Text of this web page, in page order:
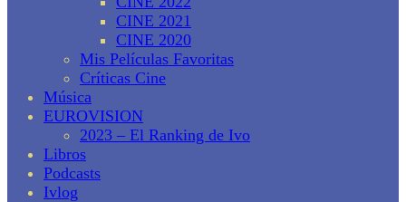
CINE 2021
CINE 2020
Mis Películas Favoritas
Críticas Cine
Música
EUROVISION
2023 – El Ranking de Ivo
Libros
Podcasts
Ivlog